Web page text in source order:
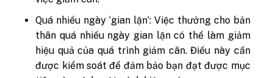
Quá nhiều ngày ‘gian lận’: Việc thưởng cho bản
thân quá nhiều ngày gian lận có thể làm giảm
hiệu quả của quá trình giảm cân. Điều này cần
được kiểm soát để đảm bảo bạn đạt được mục